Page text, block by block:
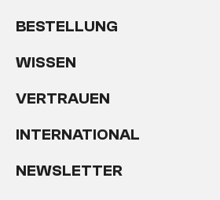
BESTELLUNG
WISSEN
VERTRAUEN
INTERNATIONAL
NEWSLETTER